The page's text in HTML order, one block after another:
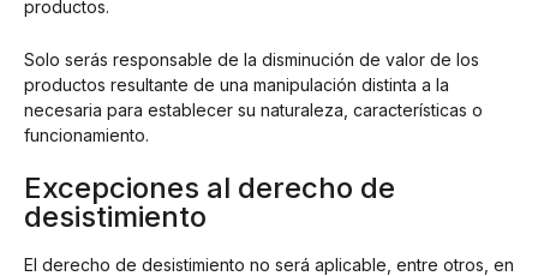
productos.
Solo serás responsable de la disminución de valor de los
productos resultante de una manipulación distinta a la
necesaria para establecer su naturaleza, características o
funcionamiento.
Excepciones al derecho de
desistimiento
El derecho de desistimiento no será aplicable, entre otros, en